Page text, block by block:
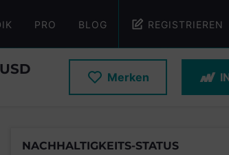
PRO BLOG REGISTRIEREN
Merken
NACHHALTIGKEITS-STATUS